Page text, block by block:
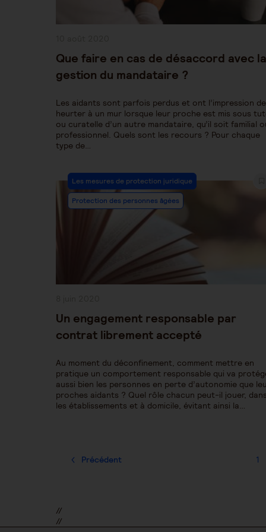
Que faire en cas de désaccord avec la
gestion du mandataire ?
Les aidants sont parfois perdus et ont l’impression
heurter à un mur lorsque leur proche est mis sous
ou curatelle d’un autre mandataire, qu’il soit familial
professionnel. Quels sont les recours ? Pour chaque
type de…
Post
Category:
Les mesures de protection juridique
Protection des personnes âgées
Un engagement responsable par
contrat librement accepté
Au moment du déconfinement, comment mettre en
pratique un comportement responsable qui va
aussi bien les personnes en perte d’autonomie que
proches aidants ? Quel rôle chacun peut-il jouer, dans
les établissements et à domicile, évitant ainsi la…
Précédent 1
//
//